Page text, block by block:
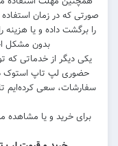
صورتی که در زمان
را برگشت داده و یا
بدون مشکل
یکی دیگر از خدماتی که
حضوری لپ تاپ استوک
سفارشات، سعی کرده‌ایم
برای خرید و یا